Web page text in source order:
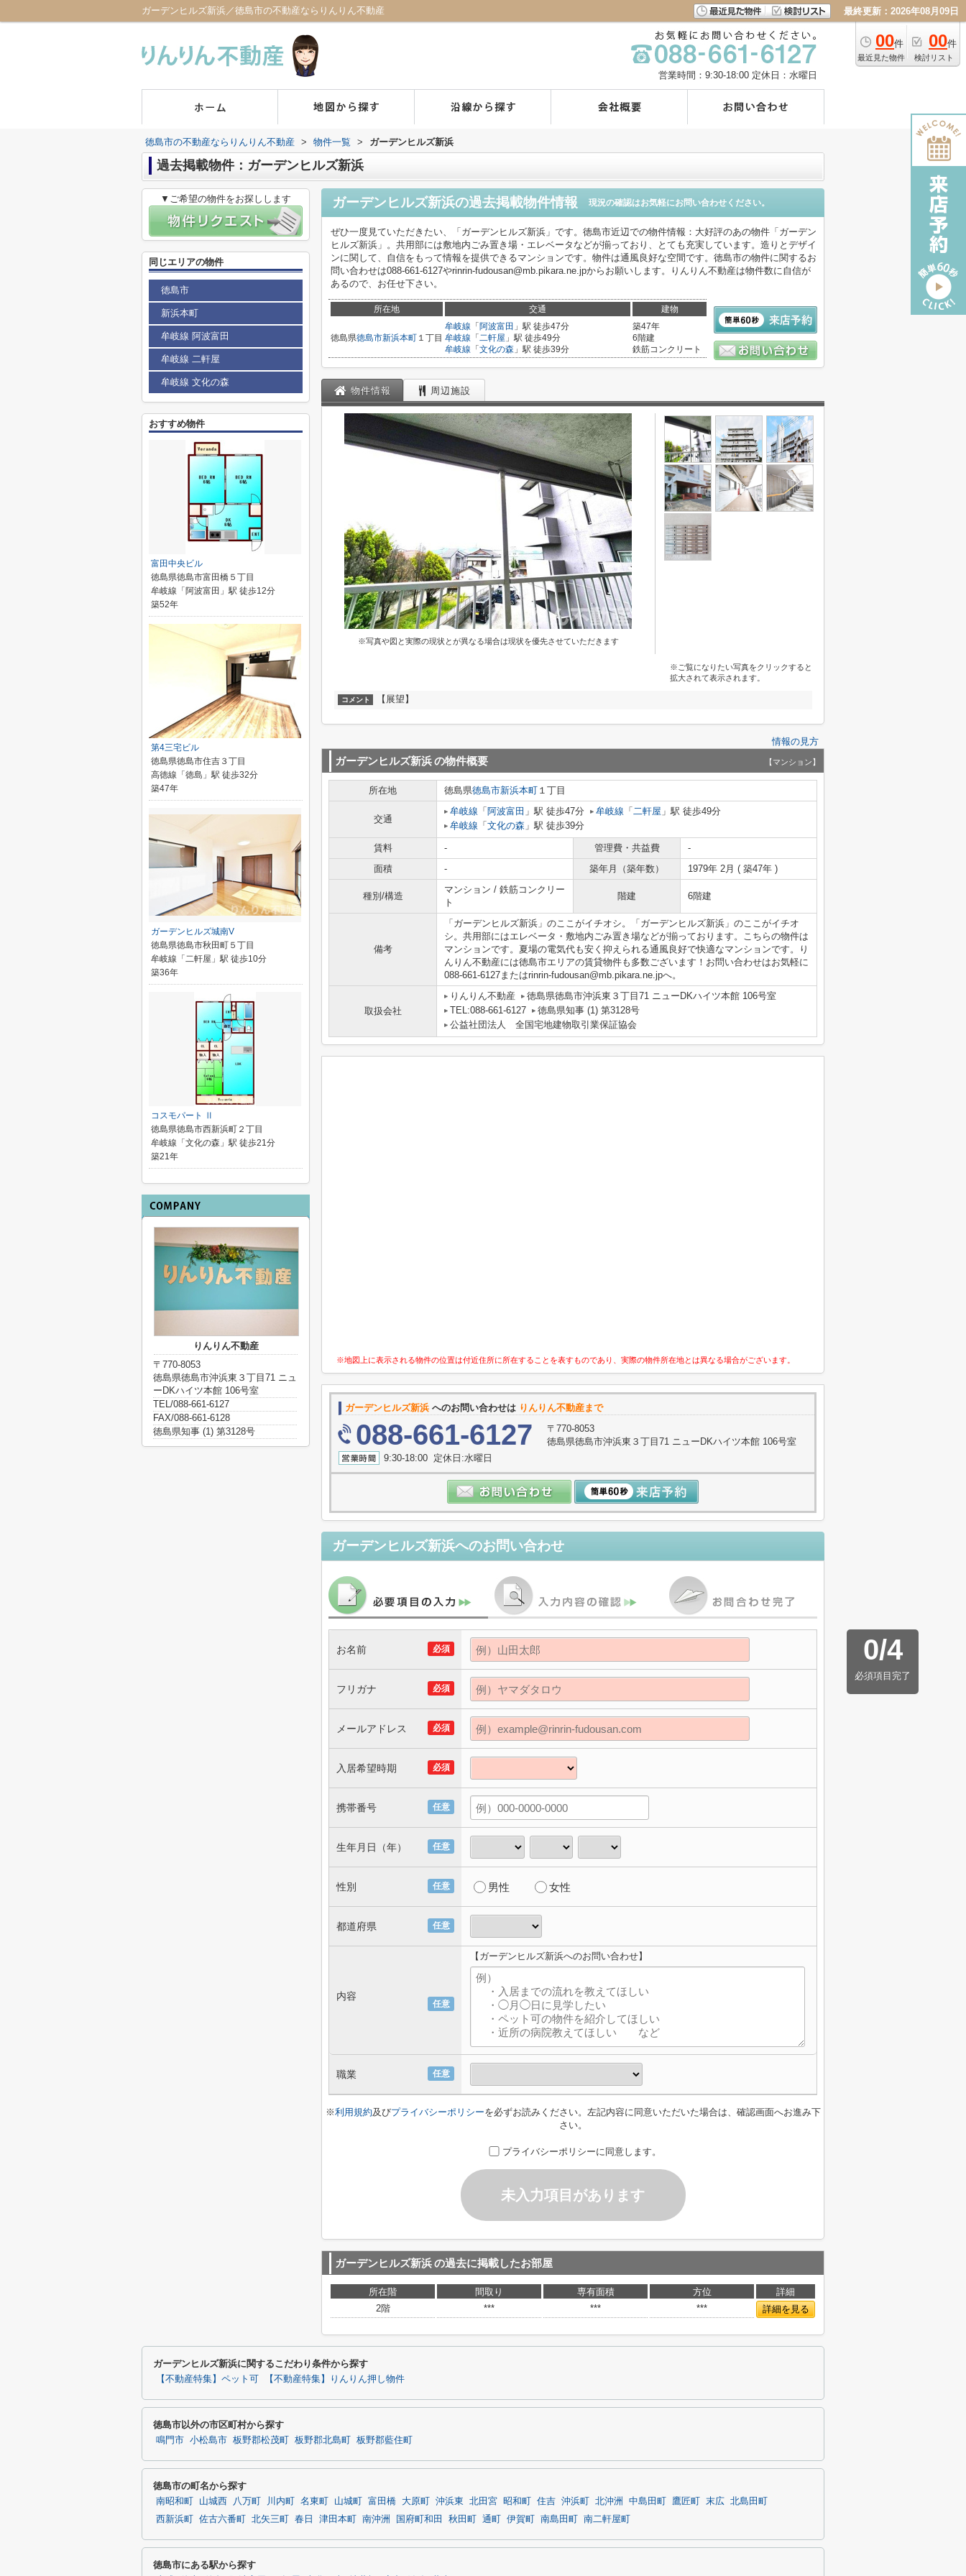
ガーデンヒルズ新浜／徳島市の不動産ならりんりん不動産 最終更新：2026年08月09日
00件
最近見た物件
00件
検討リスト
営業時間：9:30-18:00 定休日：水曜日
徳島市の不動産ならりんりん不動産 > 物件一覧 > ガーデンヒルズ新浜
過去掲載物件：ガーデンヒルズ新浜
ガーデンヒルズ新浜の過去掲載物件情報 現況の確認はお気軽にお問い合わせください。
ぜひ一度見ていただきたい、「ガーデンヒルズ新浜」です。徳島市近辺での物件情報：大好評のあの物件「ガーデン
ヒルズ新浜」。共用部には敷地内ごみ置き場・エレベータなどが揃っており、とても充実しています。造りとデザイ
ンに関して、自信をもって情報を提供できるマンションです。物件は通風良好な空間です。徳島市の物件に関するお
問い合わせは088-661-6127やrinrin-fudousan@mb.pikara.ne.jpからお願いします。りんりん不動産は物件数に自信が
あるので、お任せ下さい。
所在地 交通 建物
徳島県徳島市新浜本町 １丁目
牟岐線 「 阿波富田 」駅 徒歩47分
牟岐線 「 二軒屋 」駅 徒歩49分
牟岐線 「 文化の森 」駅 徒歩39分
築47年
6階建
鉄筋コンクリート
物件情報 周辺施設
※写真や図と実際の現状とが異なる場合は現状を優先させていただきます
※ご覧になりたい写真をクリックすると
拡大されて表示されます。
コメント 【展望】
情報の見方
ガーデンヒルズ新浜の物件概要 【マンション】
所在地 徳島県徳島市新浜本町 １丁目
交通
牟岐線 「 阿波富田 」駅 徒歩47分 牟岐線 「 二軒屋 」駅 徒歩49分
牟岐線 「 文化の森 」駅 徒歩39分
賃料 - 管理費・共益費
-
面積
- 築年月（築年数） 1979年 2月 ( 築47年 )
種別/構造
マンション / 鉄筋コンクリー
ト
階建 6階建
備考
「ガーデンヒルズ新浜」のここがイチオシ。「ガーデンヒルズ新浜」のここがイチオ
シ。共用部にはエレベータ・敷地内ごみ置き場などが揃っております。こちらの物件は
マンションです。夏場の電気代も安く抑えられる通風良好で快適なマンションです。り
んりん不動産には徳島市エリアの賃貸物件も多数ございます！お問い合わせはお気軽に
088-661-6127またはrinrin-fudousan@mb.pikara.ne.jpへ。
取扱会社
りんりん不動産
徳島県徳島市沖浜東３丁目71 ニューDKハイツ本館 106号室
TEL:088-661-6127
徳島県知事 (1) 第3128号
公益社団法人 全国宅地建物取引業保証協会
※地図上に表示される物件の位置は付近住所に所在することを表すものであり、実際の物件所在地とは異なる場合がございます。
ガーデンヒルズ新浜 へのお問い合わせは りんりん不動産まで
088-661-6127
〒770-8053
徳島県徳島市沖浜東３丁目71 ニューDKハイツ本館 106号室
9:30-18:00 定休日:水曜日
ガーデンヒルズ新浜へのお問い合わせ
0/4
必須項目完了
必須
お名前
必須
フリガナ
必須
メールアドレス
必須
入居希望時期
任意
携帯番号
任意
生年月日（年）
任意
性別 男性 女性
任意
都道府県
任意
内容
【ガーデンヒルズ新浜へのお問い合わせ】
任意
職業
※利用規約及びプライバシーポリシーを必ずお読みください。左記内容に同意いただいた場合は、確認画面へお進み下
さい。
プライバシーポリシーに同意します。
未入力項目があります
ガーデンヒルズ新浜の過去に掲載したお部屋
所在階 間取り 専有面積 方位
詳細
2階
*** *** *** 詳細を見る
▼ご希望の物件をお探しします
同じエリアの物件
徳島市
新浜本町
牟岐線 阿波富田
牟岐線 二軒屋
牟岐線 文化の森
おすすめ物件
富田中央ビル
徳島県徳島市富田橋５丁目
牟岐線「阿波富田」駅 徒歩12分
築52年
第4三宅ビル
徳島県徳島市住吉３丁目
高徳線「徳島」駅 徒歩32分
築47年
ガーデンヒルズ城南V
徳島県徳島市秋田町５丁目
牟岐線「二軒屋」駅 徒歩10分
築36年
コスモパート Ⅱ
徳島県徳島市西新浜町２丁目
牟岐線「文化の森」駅 徒歩21分
築21年
りんりん不動産
〒770-8053
徳島県徳島市沖浜東３丁目71 ニュ
ーDKハイツ本館 106号室
TEL/088-661-6127
FAX/088-661-6128
徳島県知事 (1) 第3128号
ガーデンヒルズ新浜に関するこだわり条件から探す
【不動産特集】ペット可 【不動産特集】りんりん押し物件
徳島市以外の市区町村から探す
鳴門市 小松島市 板野郡松茂町 板野郡北島町 板野郡藍住町
徳島市の町名から探す
南昭和町 山城西 八万町 川内町 名東町 山城町 富田橋 大原町 沖浜東 北田宮 昭和町 住吉 沖浜町 北沖洲 中島田町 鷹匠町 末広 北島田町
西新浜町
佐古六番町 北矢三町 春日 津田本町 南沖洲 国府町和田 秋田町 通町 伊賀町 南島田町 南二軒屋町
徳島市にある駅から探す